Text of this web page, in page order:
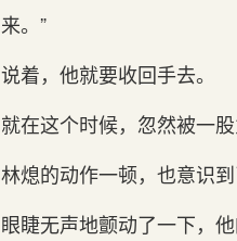
来。”
说着，他就要收回手去。
就在这个时候，忽然被一股
林熄的动作一顿，也意识
眼‌睫无声地颤动了一下，